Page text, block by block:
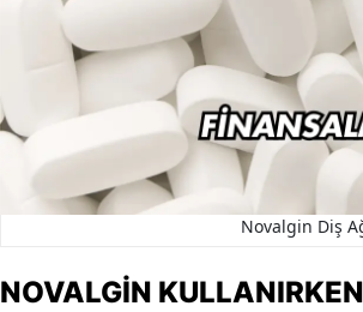
Novalgin Diş
NOVALGIN